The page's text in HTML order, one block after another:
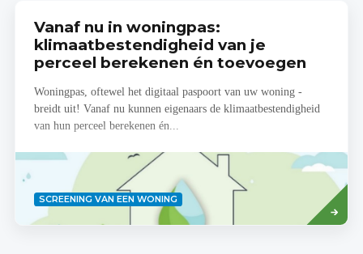
Vanaf nu in woningpas:
klimaatbestendigheid van je
perceel berekenen én toevoegen
Woningpas, oftewel het digitaal paspoort van uw woning -
breidt uit! Vanaf nu kunnen eigenaars de klimaatbestendigheid
van hun perceel berekenen én...
SCREENING VAN EEN WONING
meer